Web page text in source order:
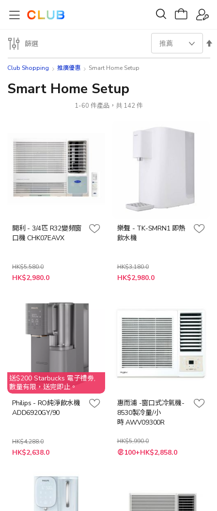
Club Shopping 推廣優惠 Smart Home Setup
Smart Home Setup
1-60 件產品，共 142件
設
開利 - 3/4匹 R32變頻窗
口機 CHK07EAVX
HK$5,580.0
特
殊
HK$2,980.0
樂聲 - TK-SMRN1 即熱
飲水機
HK$3,180.0
特
殊
HK$2,980.0
送$200 Starbucks 電子禮劵,
數量有限，送完即止。
Philips - RO純淨飲水機
ADD6920GY/90
HK$4,288.0
特
殊
HK$2,638.0
惠而浦 -窗口式冷氣機-
8530製冷量/小
時 AWV09300R
HK$5,990.0
特
殊 100+HK$2,858.0
篩選